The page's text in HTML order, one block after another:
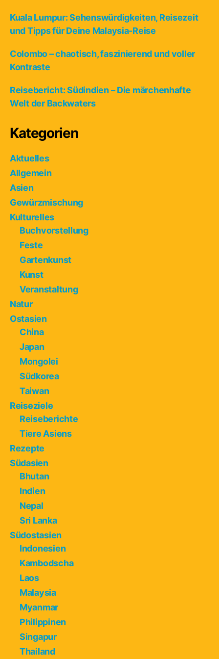
Kuala Lumpur: Sehenswürdigkeiten, Reisezeit
und Tipps für Deine Malaysia-Reise
Colombo – chaotisch, faszinierend und voller
Kontraste
Reisebericht: Südindien – Die märchenhafte
Welt der Backwaters
Kategorien
Aktuelles
Allgemein
Asien
Gewürzmischung
Kulturelles
Buchvorstellung
Feste
Gartenkunst
Kunst
Veranstaltung
Natur
Ostasien
China
Japan
Mongolei
Südkorea
Taiwan
Reiseziele
Reiseberichte
Tiere Asiens
Rezepte
Südasien
Bhutan
Indien
Nepal
Sri Lanka
Südostasien
Indonesien
Kambodscha
Laos
Malaysia
Myanmar
Philippinen
Singapur
Thailand